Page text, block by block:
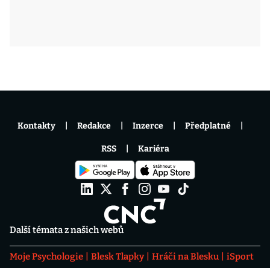
Další témata z našich webů
Moje Psychologie Blesk Tlapky Hráči na Blesku
iSport
Kontakty Redakce Inzerce Předplatné
RSS Kariéra